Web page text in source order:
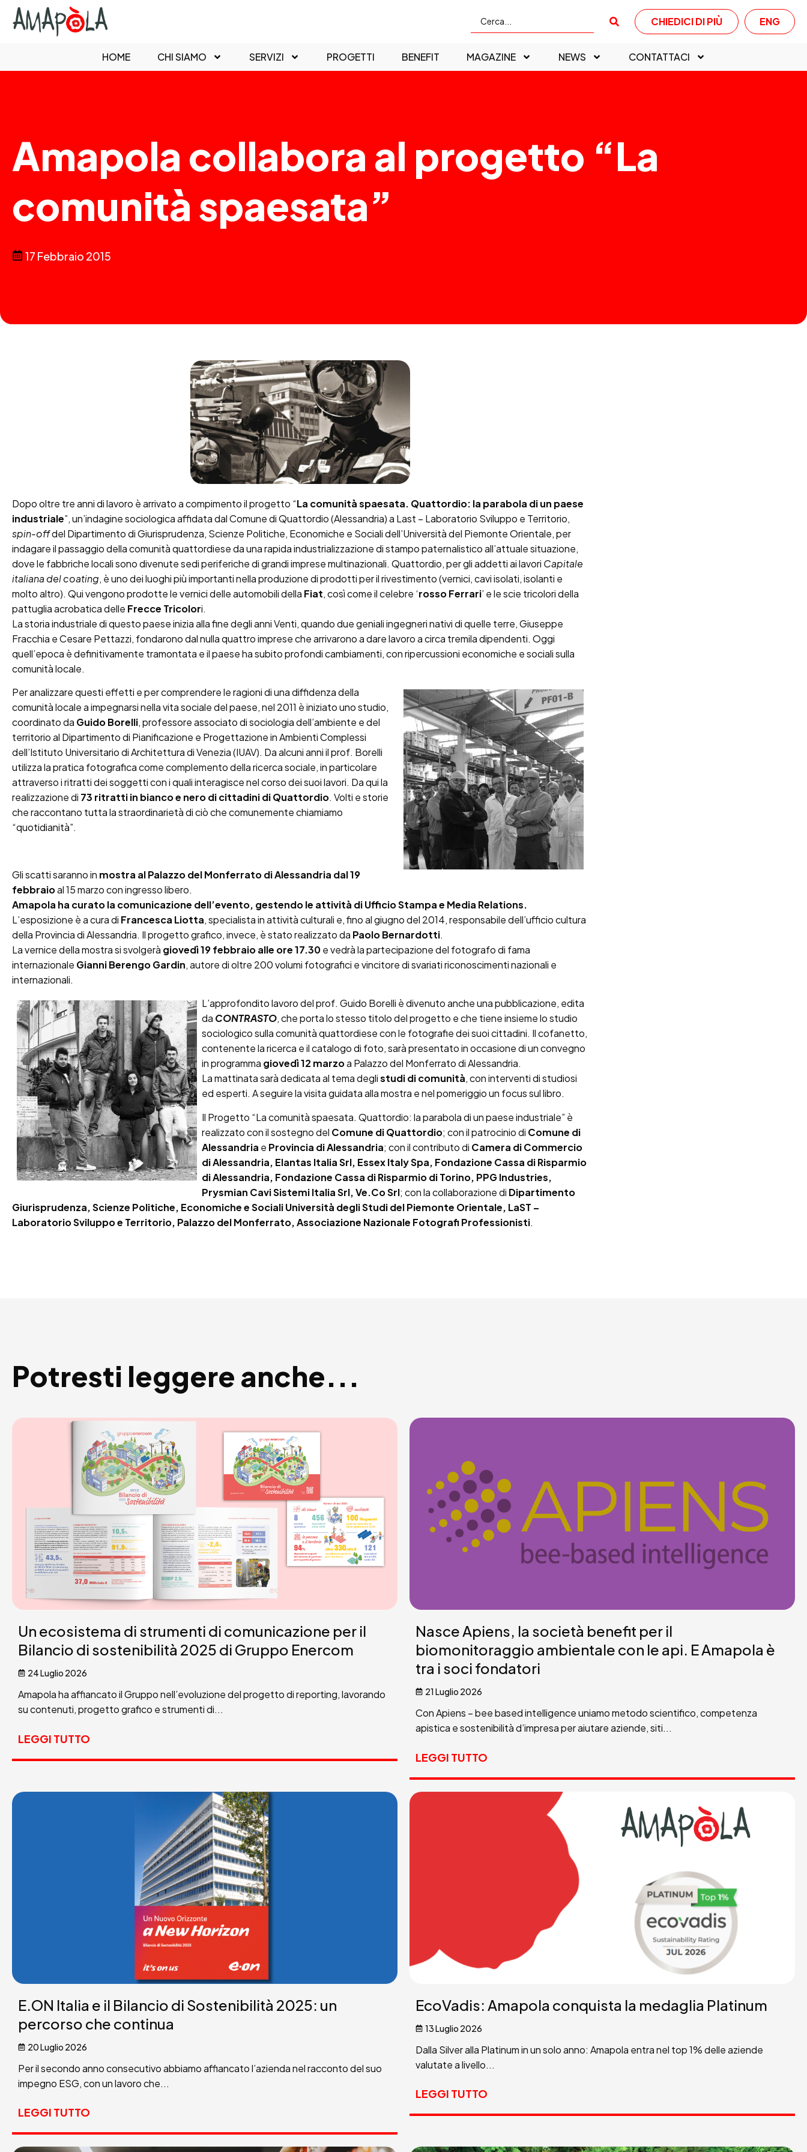
CHIEDICI DI PIÙ ENG
HOME CHI SIAMO SERVIZI PROGETTI BENEFIT MAGAZINE NEWS CONTATTACI
Amapola collabora al progetto “La
comunità spaesata”
17 Febbraio 2015
Dopo oltre tre anni di lavoro è arrivato a compimento il progetto “La comunità spaesata. Quattordio: la parabola di un paese
industriale”, un’indagine sociologica affidata dal Comune di Quattordio (Alessandria) a Last – Laboratorio Sviluppo e Territorio,
spin-offdel Dipartimento di Giurisprudenza, Scienze Politiche, Economiche e Sociali dell’Università del Piemonte Orientale, per
indagare il passaggio della comunità quattordiese da una rapida industrializzazione di stampo paternalistico all’attuale situazione,
dove le fabbriche locali sono divenute sedi periferiche di grandi imprese multinazionali. Quattordio, per gli addetti ai lavori Capitale
italiana del coating, è uno dei luoghi più importanti nella produzione di prodotti per il rivestimento (vernici, cavi isolati, isolanti e
molto altro). Qui vengono prodotte le vernici delle automobili della Fiat, così come il celebre ‘rosso Ferrari’ e le scie tricolori della
pattuglia acrobatica delle Frecce Tricolori.
La storia industriale di questo paese inizia alla fine degli anni Venti, quando due geniali ingegneri nativi di quelle terre, Giuseppe
Fracchia e Cesare Pettazzi, fondarono dal nulla quattro imprese che arrivarono a dare lavoro a circa tremila dipendenti. Oggi
quell’epoca è definitivamente tramontata e il paese ha subito profondi cambiamenti, con ripercussioni economiche e sociali sulla
comunità locale.
Per analizzare questi effetti e per comprendere le ragioni di una diffidenza della
comunità locale a impegnarsi nella vita sociale del paese, nel 2011 è iniziato uno studio,
coordinato da Guido Borelli, professore associato di sociologia dell’ambiente e del
territorio al Dipartimento di Pianificazione e Progettazione in Ambienti Complessi
dell’Istituto Universitario di Architettura di Venezia (IUAV). Da alcuni anni il prof. Borelli
utilizza la pratica fotografica come complemento della ricerca sociale, in particolare
attraverso i ritratti dei soggetti con i quali interagisce nel corso dei suoi lavori. Da qui la
realizzazione di 73 ritratti in bianco e nero di cittadini di Quattordio. Volti e storie
che raccontano tutta la straordinarietà di ciò che comunemente chiamiamo
“quotidianità”.
Gli scatti saranno in mostra al Palazzo del Monferrato di Alessandria dal 19
febbraioal 15 marzo con ingresso libero.
Amapola ha curato la comunicazione dell’evento, gestendo le attività di Ufficio Stampa e Media Relations.
L’esposizione è a cura di Francesca Liotta, specialista in attività culturali e, fino al giugno del 2014, responsabile dell’ufficio cultura
della Provincia di Alessandria. Il progetto grafico, invece, è stato realizzato da Paolo Bernardotti.
La vernice della mostra si svolgerà giovedì 19 febbraio alle ore 17.30e vedrà la partecipazione del fotografo di fama
internazionale Gianni Berengo Gardin, autore di oltre 200 volumi fotografici e vincitore di svariati riconoscimenti nazionali e
internazionali.
L’approfondito lavoro del prof. Guido Borelli è divenuto anche una pubblicazione, edita
da CONTRASTO, che porta lo stesso titolo del progetto e che tiene insieme lo studio
sociologico sulla comunità quattordiese con le fotografie dei suoi cittadini. Il cofanetto,
contenente la ricerca e il catalogo di foto, sarà presentato in occasione di un convegno
in programma giovedì 12 marzoa Palazzo del Monferrato di Alessandria.
La mattinata sarà dedicata al tema deglistudi di comunità, con interventi di studiosi
ed esperti. A seguire la visita guidata alla mostra e nel pomeriggio un focus sul libro.
Il Progetto “La comunità spaesata. Quattordio: la parabola di un paese industriale” è
realizzato con il sostegno del Comune di Quattordio; con il patrocinio di Comune di
Alessandria e Provincia di Alessandria; con il contributo di Camera di Commercio
di Alessandria, Elantas Italia Srl, Essex Italy Spa, Fondazione Cassa di Risparmio
di Alessandria, Fondazione Cassa di Risparmio di Torino, PPG Industries,
Prysmian Cavi Sistemi Italia Srl, Ve.Co Srl; con la collaborazione di Dipartimento
Giurisprudenza, Scienze Politiche, Economiche e Sociali Università degli Studi del Piemonte Orientale, LaST –
Laboratorio Sviluppo e Territorio, Palazzo del Monferrato, Associazione Nazionale Fotografi Professionisti.
Potresti leggere anche...
Un ecosistema di strumenti di comunicazione per il
Bilancio di sostenibilità 2025 di Gruppo Enercom
24 Luglio 2026
Amapola ha affiancato il Gruppo nell’evoluzione del progetto di reporting, lavorando
su contenuti, progetto grafico e strumenti di...
LEGGI TUTTO
Nasce Apiens, la società benefit per il
biomonitoraggio ambientale con le api. E Amapola è
tra i soci fondatori
21 Luglio 2026
Con Apiens – bee based intelligence uniamo metodo scientifico, competenza
apistica e sostenibilità d’impresa per aiutare aziende, siti...
LEGGI TUTTO
E.ON Italia e il Bilancio di Sostenibilità 2025: un
percorso che continua
20 Luglio 2026
Per il secondo anno consecutivo abbiamo affiancato l’azienda nel racconto del suo
impegno ESG, con un lavoro che...
LEGGI TUTTO
EcoVadis: Amapola conquista la medaglia Platinum
13 Luglio 2026
Dalla Silver alla Platinum in un solo anno: Amapola entra nel top 1% delle aziende
valutate a livello...
LEGGI TUTTO